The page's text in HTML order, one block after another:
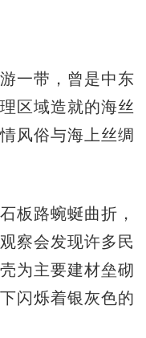
一带，曾是中东
区域造就的海丝
风俗与海上丝绸
路蜿蜒曲折，
察会发现许多民
为主要建材垒砌
闪烁着银灰色的